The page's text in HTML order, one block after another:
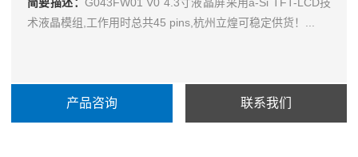
术液晶模组,工作用时总共45 pins,杭州立煌可稳定供货！...
产品咨询 联系我们